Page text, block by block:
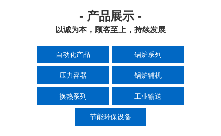
- 产品展示 -
以诚为本，顾客至上，持续发展
自动化产品 锅炉系列
压力容器 锅炉辅机
换热系列 工业输送
节能环保设备